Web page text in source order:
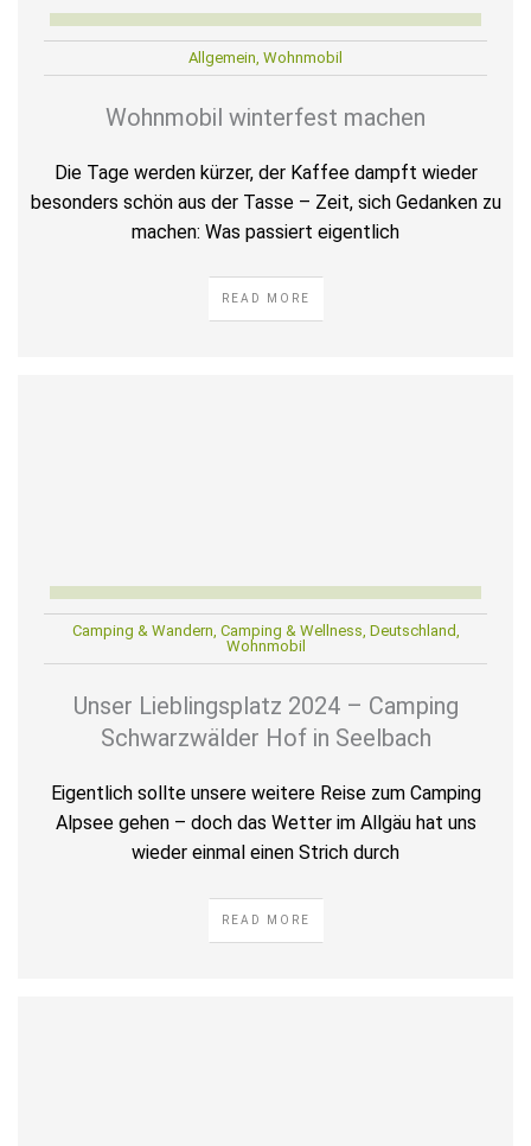
Allgemein Wohnmobil
Wohnmobil winterfest machen
Die Tage werden kürzer, der Kaffee dampft wieder
besonders schön aus der Tasse – Zeit, sich Gedanken zu
machen: Was passiert eigentlich
READ MORE
Camping & Wandern, Camping & Wellness, Deutschland,
Wohnmobil
Unser Lieblingsplatz 2024 – Camping
Schwarzwälder Hof in Seelbach
Eigentlich sollte unsere weitere Reise zum Camping
Alpsee gehen – doch das Wetter im Allgäu hat uns
wieder einmal einen Strich durch
READ MORE